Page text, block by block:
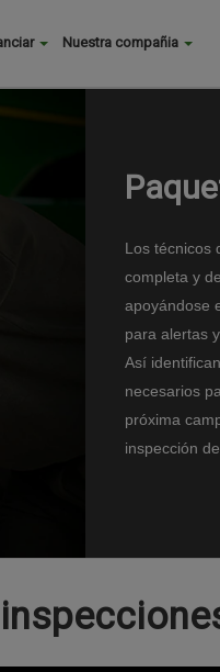
BuscarNuestra compañia
Los técnicos
completa y
apoyándose
para alertas
Así
necesarios
próxima
inspección